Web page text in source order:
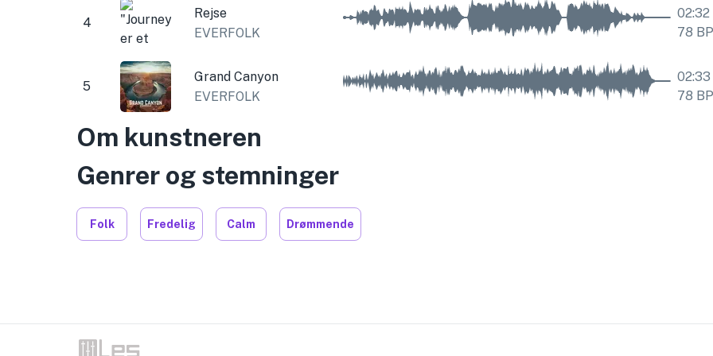
4
Rejse
EVERFOLK
02:32
78
5
Grand Canyon
EVERFOLK
02:33
78
Om kunstneren
Genrer og stemninger
Folk Fredelig Calm Drømmende